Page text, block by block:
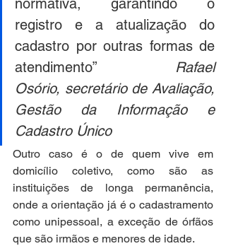
normativa, garantindo o
registro e a atualização do
cadastro por outras formas de
atendimento” Rafael
Osório, secretário de Avaliação,
Gestão da Informação e
Cadastro Único
Outro caso é o de quem vive em
domicílio coletivo, como são as
instituições de longa permanência,
onde a orientação já é o cadastramento
como unipessoal, a exceção de órfãos
que são irmãos e menores de idade.